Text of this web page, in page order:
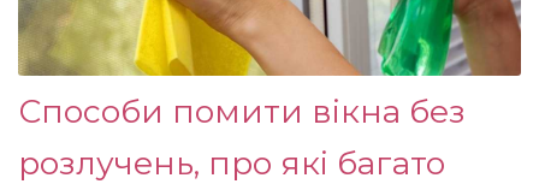
Способи помити вікна без
розлучень, про які багато